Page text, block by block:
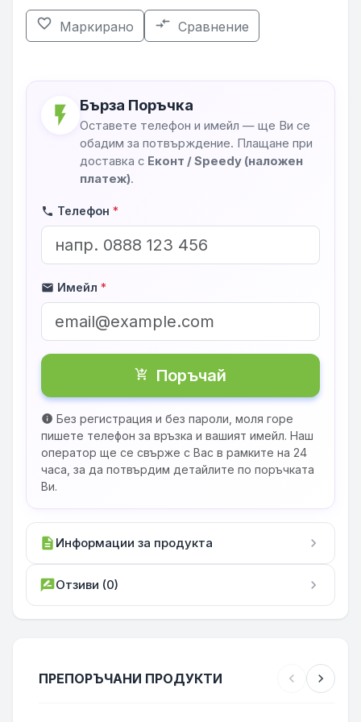
favorite_border Маркирано compare_arrows Сравнение
flash_on Бърза Поръчка
Оставете телефон и имейл — ще Ви се
обадим за потвърждение. Плащане при
доставка с Еконт / Speedy (наложен
платеж).
phone Телефон *
mail Имейл *
shopping_cart_checkout Поръчай
info Без регистрация и без пароли, моля горе
пишете телефон за връзка и вашият имейл. Наш
оператор ще се свърже с Вас в рамките на 24
часа, за да потвърдим детайлите по поръчката
Ви.
description Информации за продукта chevron_right
rate_reviewОтзиви (0) chevron_right
ПРЕПОРЪЧАНИ ПРОДУКТИ chevron_left chevron_right